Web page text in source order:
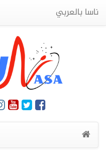
ناسا بالعربي